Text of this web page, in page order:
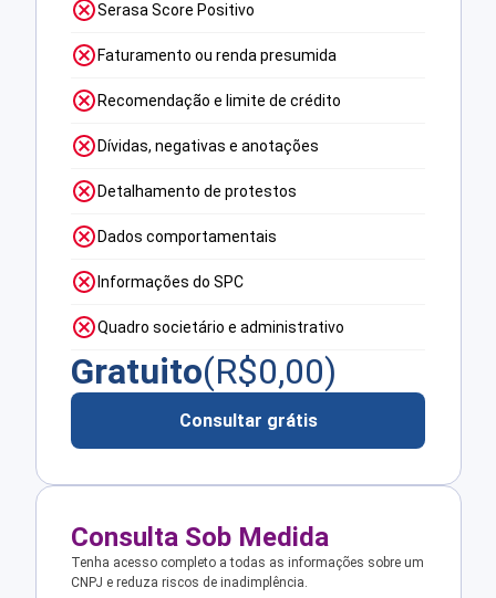
Serasa Score Positivo
Faturamento ou renda presumida
Recomendação e limite de crédito
Dívidas, negativas e anotações
Detalhamento de protestos
Dados comportamentais
Informações do SPC
Quadro societário e administrativo
Gratuito(R$0,00)
Consultar grátis
Consulta Sob Medida
Tenha acesso completo a todas as informações sobre um
CNPJ e reduza riscos de inadimplência.